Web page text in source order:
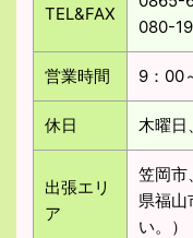
TEL&FAX
080-
営業時間 9：00
休日 木曜日
出張エリ
ア
笠岡市
県福山
い。）